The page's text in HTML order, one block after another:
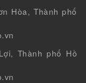
Hòa, Thành phố
Thành phố Hồ